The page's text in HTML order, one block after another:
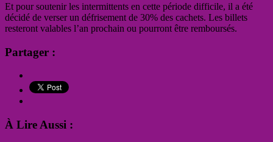
Et pour soutenir les intermittents en cette période difficile, il a été
décidé de verser un défrisement de 30% des cachets. Les billets
resteront valables l’an prochain ou pourront être remboursés.
Partager :
À Lire Aussi :